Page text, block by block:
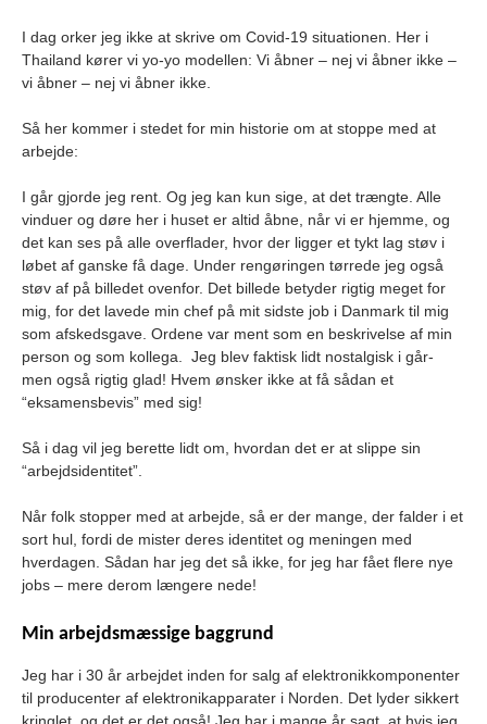
I dag orker jeg ikke at skrive om Covid-19 situationen. Her i
Thailand kører vi yo-yo modellen: Vi åbner – nej vi åbner ikke –
vi åbner – nej vi åbner ikke.
Så her kommer i stedet for min historie om at stoppe med at
arbejde:
I går gjorde jeg rent. Og jeg kan kun sige, at det trængte. Alle
vinduer og døre her i huset er altid åbne, når vi er hjemme, og
det kan ses på alle overflader, hvor der ligger et tykt lag støv i
løbet af ganske få dage. Under rengøringen tørrede jeg også
støv af på billedet ovenfor. Det billede betyder rigtig meget for
mig, for det lavede min chef på mit sidste job i Danmark til mig
som afskedsgave. Ordene var ment som en beskrivelse af min
person og som kollega. Jeg blev faktisk lidt nostalgisk i går-
men også rigtig glad! Hvem ønsker ikke at få sådan et
“eksamensbevis” med sig!
Så i dag vil jeg berette lidt om, hvordan det er at slippe sin
“arbejdsidentitet”.
Når folk stopper med at arbejde, så er der mange, der falder i et
sort hul, fordi de mister deres identitet og meningen med
hverdagen. Sådan har jeg det så ikke, for jeg har fået flere nye
jobs – mere derom længere nede!
Min arbejdsmæssige baggrund
Jeg har i 30 år arbejdet inden for salg af elektronikkomponenter
til producenter af elektronikapparater i Norden. Det lyder sikkert